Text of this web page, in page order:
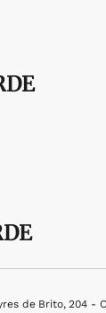
de Brito, 204 -